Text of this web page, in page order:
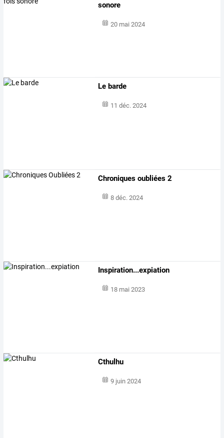
sonore
20 mai 2024
Le barde
11 déc. 2024
Chroniques oubliées 2
8 déc. 2024
Inspiration...expiation
18 mai 2023
Cthulhu
9 juin 2024